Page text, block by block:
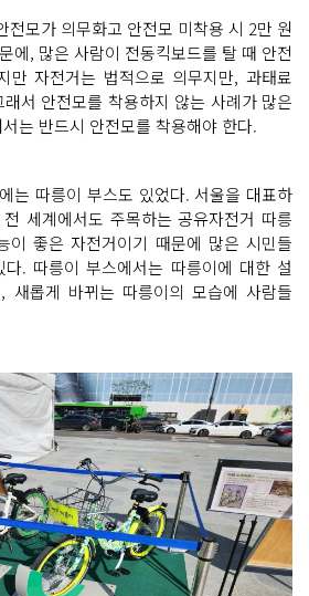
전모가 의무화고 안전모 미착용 시 2만 원
에, 많은 사람이 전동킥보드를 탈 때 안전
만 자전거는 법적으로 의무지만, 과태료
서 안전모를 착용하지 않는 사례가 많은
는 반드시 안전모를 착용해야 한다.
는 따릉이 부스도 있었다. 서울을 대표하
세계에서도 주목하는 공유자전거 따릉
이 좋은 자전거이기 때문에 많은 시민들
. 따릉이 부스에서는 따릉이에 대한 설
새롭게 바뀌는 따릉이의 모습에 사람들